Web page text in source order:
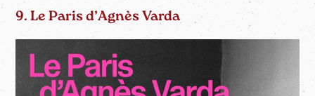
9. Le Paris d’Agnès Varda